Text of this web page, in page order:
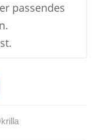
passendes